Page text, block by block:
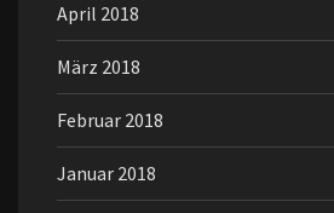
April 2018
März 2018
Februar 2018
Januar 2018